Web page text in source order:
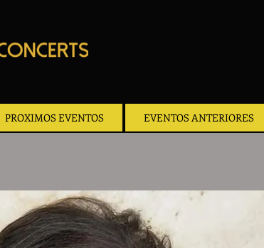
PROXIMOS EVENTOS EVENTOS ANTERIORES